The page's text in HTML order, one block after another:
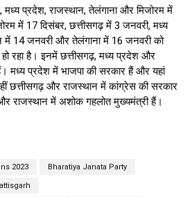
प्रदेश, राजस्थान, तेलंगाना और मिजोरम में
में 17 दिसंबर, छत्तीसगढ़ में 3 जनवरी, मध्य
में 14 जनवरी और तेलंगाना में 16 जनवरी को
हो रहा है। इनमें छत्तीसगढ़, मध्य प्रदेश और
मध्य प्रदेश में भाजपा की सरकार हैं और यहां
छत्तीसगढ़ और राजस्थान में कांग्रेस की सरकार
राजस्थान में अशोक गहलोत मुख्यमंत्री हैं।
2023 Bharatiya Janata Party